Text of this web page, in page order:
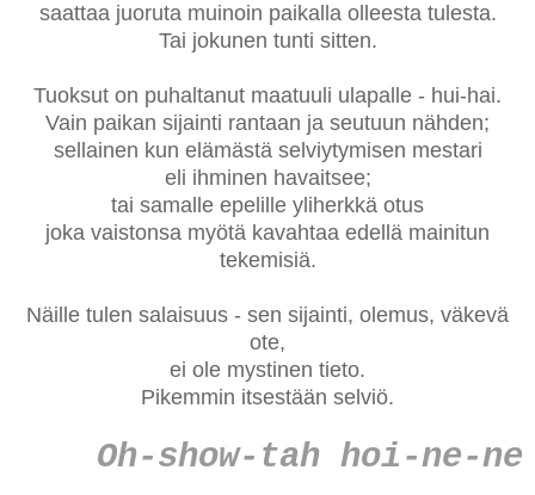
saattaa juoruta muinoin paikalla olleesta tulesta.
Tai jokunen tunti sitten.
Tuoksut on puhaltanut maatuuli ulapalle - hui-hai.
Vain paikan sijainti rantaan ja seutuun nähden;
sellainen kun elämästä selviytymisen mestari
eli ihminen havaitsee;
tai samalle epelille yliherkkä otus
joka vaistonsa myötä kavahtaa edellä mainitun
tekemisiä.
Näille tulen salaisuus - sen sijainti, olemus, väkevä
ote,
ei ole mystinen tieto.
Pikemmin itsestään selviö.
Oh-show-tah hoi-ne-ne